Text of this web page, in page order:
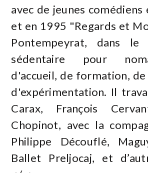
avec de jeunes
et en 1995 "Regards et
Pontempeyrat, dans le
sédentaire pour
d'accueil, de formation,
d'expérimentation. Il
Carax, François
Chopinot, avec la
Philippe Découflé,
Ballet Preljocaj, et